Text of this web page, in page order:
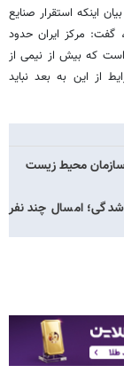
اینکه استقرار صنایع
گفت: مرکز ایران حدود
که بیش از نیمی از
از این به بعد نباید
سازمان محیط زیست
امسال چند نفر